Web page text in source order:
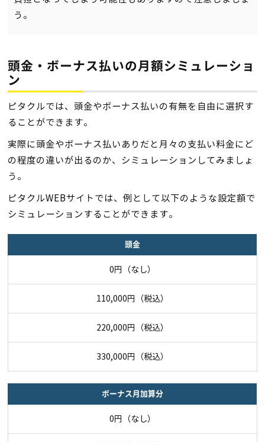
う。
頭金・ボーナス払いの月額シミュレーショ
ン
ピタクルでは、頭金やボーナス払いの有無を自由に選択す
ることができます。
実際に頭金やボーナス払いありだと月々の支払い料金にど
の程度の違いが出るのか、シミュレーションしてみましょ
う。
ピタクルWEBサイトでは、例として以下のような設定額で
シミュレーションすることができます。
頭金
0円（なし）
110,000円（税込）
220,000円（税込）
330,000円（税込）
ボーナス月加算分
0円（なし）